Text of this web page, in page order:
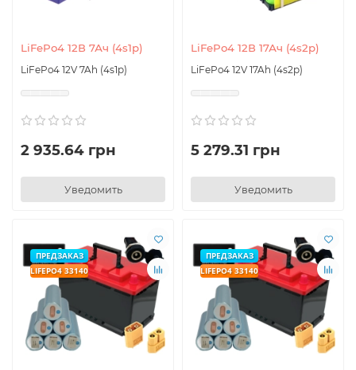
LiFePo4 12В 7Ач (4s1p)
LiFePo4 12V 7Ah (4s1p)
2 935.64 грн
Уведомить
LiFePo4 12В 17Ач (4s2p)
LiFePo4 12V 17Ah (4s2p)
5 279.31 грн
Уведомить
ПРЕДЗАКАЗ
LIFEPO4 33140
ПРЕДЗАКАЗ
LIFEPO4 33140